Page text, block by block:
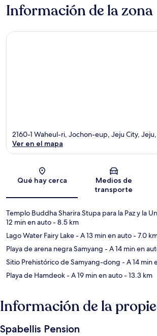
Información de la zona
Sección del
2160-1 Waheul-ri, Jochon-eup, Jeju City,
Ver en el mapa
Qué hay cerca
Medios de
transporte
Templo Buddha Sharira Stupa para la Paz y la
12 min en auto- 8.5 km
Lago Water Fairy Lake- A 13 min en auto- 7.0
Playa de arena negra Samyang - A 14 min en
Sitio Prehistórico de Samyang-dong - A 14 min
Playa de Hamdeok- A 19 min en auto- 13.3 km
Información de la
Spabellis Pension